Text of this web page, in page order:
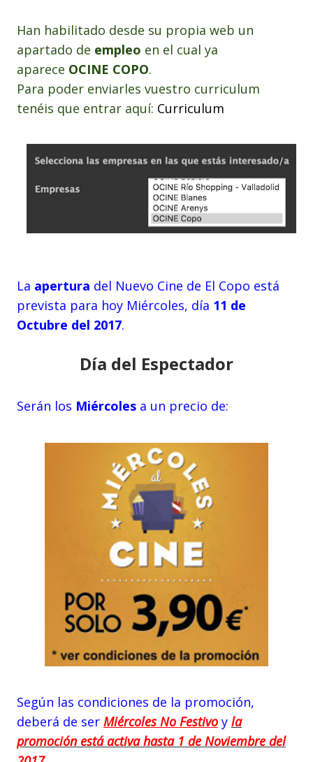
Han habilitado desde su propia web un
apartado de empleo en el cual ya
aparece OCINE COPO.
Para poder enviarles vuestro curriculum
tenéis que entrar aquí: Curriculum
La apertura del Nuevo Cine de El Copo está
prevista para hoy Miércoles, día 11 de
Octubre del 2017.
Día del Espectador
Serán los Miércolesa un precio de:
Según las condiciones de la promoción,
deberá de ser Miércoles No Festivoy la
promoción está activa hasta 1 de Noviembre del